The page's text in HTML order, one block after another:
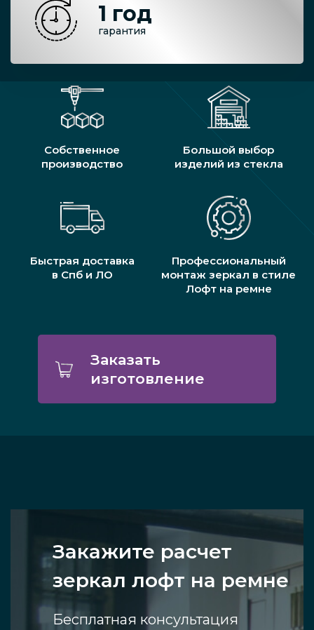
1 год
гарантия
Собственное
производство
Большой выбор
изделий из стекла
Быстрая доставка
в Спб и ЛО
Профессиональный
монтаж зеркал в стиле
Лофт на ремне
Заказать
изготовление
Закажите расчет
зеркал лофт на ремне
Бесплатная консультация